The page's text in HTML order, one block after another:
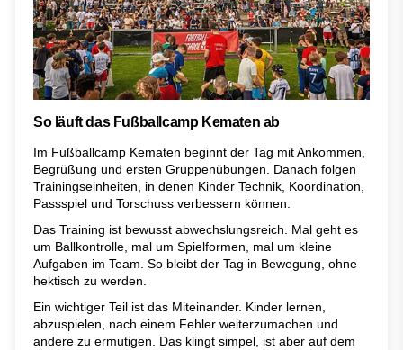
So läuft das Fußballcamp Kematen ab
Im Fußballcamp Kematen beginnt der Tag mit Ankommen,
Begrüßung und ersten Gruppenübungen. Danach folgen
Trainingseinheiten, in denen Kinder Technik, Koordination,
Passspiel und Torschuss verbessern können.
Das Training ist bewusst abwechslungsreich. Mal geht es
um Ballkontrolle, mal um Spielformen, mal um kleine
Aufgaben im Team. So bleibt der Tag in Bewegung, ohne
hektisch zu werden.
Ein wichtiger Teil ist das Miteinander. Kinder lernen,
abzuspielen, nach einem Fehler weiterzumachen und
andere zu ermutigen. Das klingt simpel, ist aber auf dem